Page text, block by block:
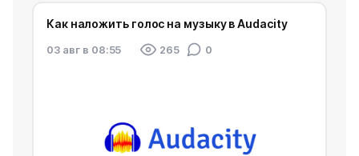
Как наложить голос на музыку в Audacity
03 авг в 08:55 265 0